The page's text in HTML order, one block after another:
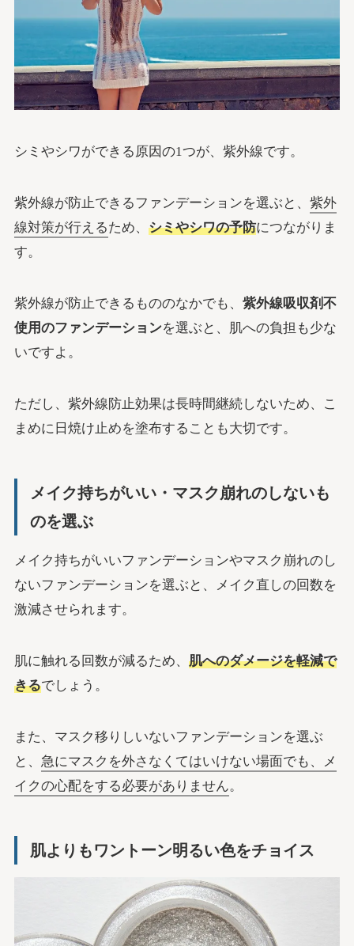
シミやシワができる原因の1つが、紫外線です。
紫外線が防止できるファンデーションを選ぶと、 紫外
線対策が行えるため、 シミやシワの予防につながりま
す。
紫外線が防止できるもののなかでも、 紫外線吸収剤不
使用のファンデーションを選ぶと、肌への負担も少な
いですよ。
ただし、紫外線防止効果は長時間継続しないため、こ
まめに日焼け止めを塗布することも大切です。
メイク持ちがいい・マスク崩れのしないも
のを選ぶ
メイク持ちがいいファンデーションやマスク崩れのし
ないファンデーションを選ぶと、メイク直しの回数を
激減させられます。
肌に触れる回数が減るため、 肌へのダメージを軽減で
きるでしょう。
また、マスク移りしいないファンデーションを選ぶ
と、 急にマスクを外さなくてはいけない場面でも、メ
イクの心配をする必要がありません。
肌よりもワントーン明るい色をチョイス